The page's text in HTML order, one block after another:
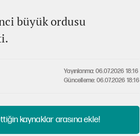
büyük ordusu
Yayınlanma: 06.07.2026 18:16
Güncelleme: 06.07.2026 18:16
kaynaklar arasına ekle!